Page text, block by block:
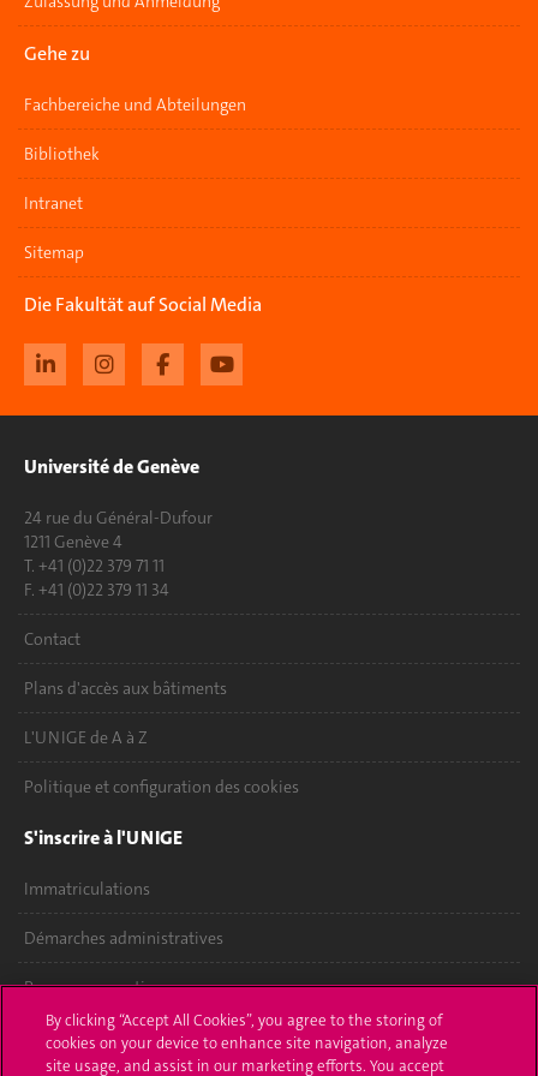
Gehe zu
Fachbereiche und Abteilungen
Bibliothek
Intranet
Sitemap
Die Fakultät auf Social Media
Université de Genève
24 rue du Général-Dufour
1211 Genève 4
T. +41 (0)22 379 71 11
F. +41 (0)22 379 11 34
Contact
Plans d'accès aux bâtiments
L'UNIGE de A à Z
Politique et configuration des cookies
S'inscrire à l'UNIGE
Immatriculations
Démarches administratives
Poser une question
L'UNIGE vous informe
By clicking “Accept All Cookies”, you agree to the storing of
cookies on your device to enhance site navigation, analyze
site usage, and assist in our marketing efforts. You accept